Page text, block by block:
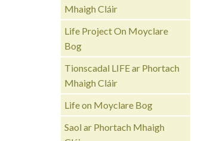
Mhaigh Cláir
Life Project On Moyclare
Bog
Tionscadal LIFE ar Phortach
Mhaigh Cláir
Life on Moyclare Bog
Saol ar Phortach Mhaigh